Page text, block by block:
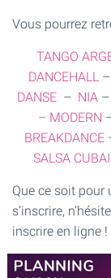
Vous pourrez
TANGO
DANCEHALL –
DANSE– NIA–
– MODERN
BREAKDANCE
SALSA
Que ce soit pour
s’inscrire,
inscrire en ligne !